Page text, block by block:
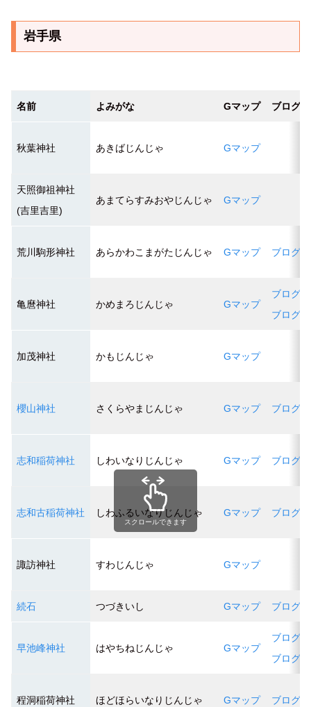
岩手県
名前 よみがな Gマップ ブログ
秋葉神社 あきばじんじゃ Gマップ
天照御祖神社
(吉里吉里)
あまてらすみおやじんじゃ Gマップ
荒川駒形神社 あらかわこまがたじんじゃ Gマップ ブログ１
亀麿神社 かめまろじんじゃ Gマップ
ブログ１
ブログ２
加茂神社 かもじんじゃ Gマップ
櫻山神社 さくらやまじんじゃ Gマップ ブログ１
志和稲荷神社 しわいなりじんじゃ Gマップ ブログ１
志和古稲荷神社 しわふるいなりじんじゃ Gマップ ブログ１
諏訪神社 すわじんじゃ Gマップ
続石 つづきいし Gマップ ブログ１
早池峰神社 はやちねじんじゃ Gマップ
ブログ１
ブログ２
程洞稲荷神社 ほどほらいなりじんじゃ Gマップ ブログ１
スクロールできます